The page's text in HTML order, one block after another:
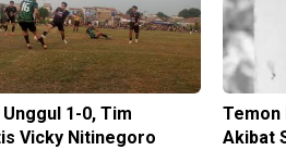
1-0, Tim
Vicky Nitinegoro
Temon
Akibat